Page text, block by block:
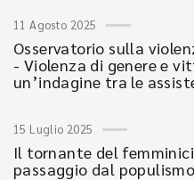
11 Agosto 2025
Osservatorio sulla
- Violenza di genere e
un’indagine tra le
15 Luglio 2025
Il tornante del
passaggio dal